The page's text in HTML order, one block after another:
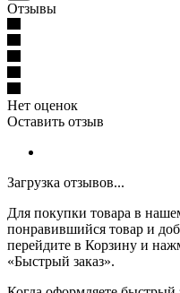
Отзывы
Нет оценок
Оставить отзыв
Загрузка отзывов...
Для покупки товара в
понравившийся товар и
перейдите в Корзину и
«Быстрый заказ».